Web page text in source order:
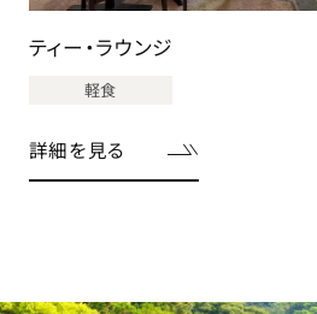
ティー・ラウンジ
軽食
詳細を見る